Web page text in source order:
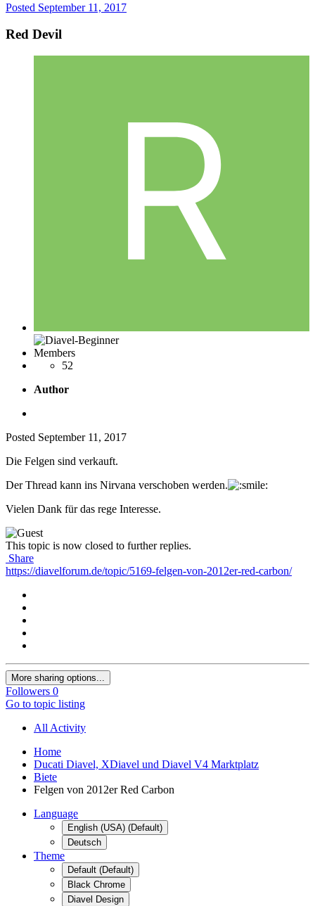
Posted September 11, 2017
Red Devil
Members
52
Author
Posted September 11, 2017
Die Felgen sind verkauft.
Der Thread kann ins Nirvana verschoben werden.
Vielen Dank für das rege Interesse.
This topic is now closed to further replies.
Share
https://diavelforum.de/topic/5169-felgen-von-2012er-red-carbon/
More sharing options...
Followers 0
Go to topic listing
All Activity
Home
Ducati Diavel, XDiavel und Diavel V4 Marktplatz
Biete
Felgen von 2012er Red Carbon
Language
English (USA) (Default)
Deutsch
Theme
Default (Default)
Black Chrome
Diavel Design